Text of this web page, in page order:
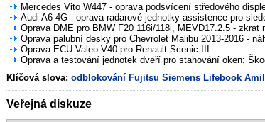
Mercedes Vito W447 - oprava podsvícení středového
Audi A6 4G - oprava radarové jednotky assistence pro
Oprava DME pro BMW F20 116i/118i, MEVD17.2.5 -
Oprava palubní desky pro Chevrolet Malibu 2013-2016 -
Oprava ECU Valeo V40 pro Renault Scenic III
Oprava a testování jednotek dveří pro stahování oken:
Klíčová slova: odblokování Fujitsu Siemens Lifebook
Veřejná diskuze